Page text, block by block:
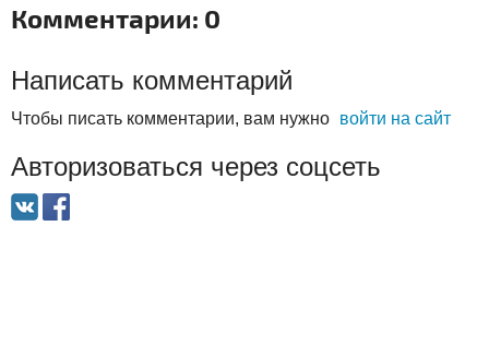
Комментарии: 0
Написать комментарий
Чтобы писать комментарии, вам нужно войти на сайт
Авторизоваться через соцсеть